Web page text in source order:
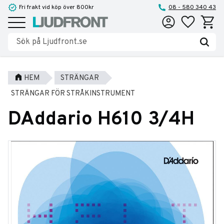
Meny
Fri frakt vid köp över 800kr 08 - 580 340 43
Favoriter
HEM
STRÄNGAR
STRÄNGAR FÖR STRÅKINSTRUMENT
DAddario H610 3/4H